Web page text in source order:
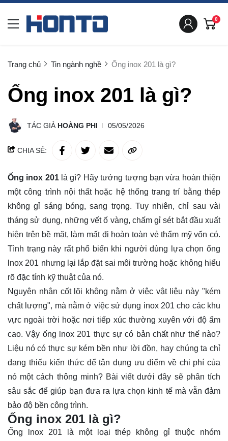
0
Trang chủ Tin ngành nghề Ống inox 201 là gì?
Ống inox 201 là gì?
TÁC GIẢ HOÀNG PHI 05/05/2026
CHIA SẺ:
Ống inox 201là gì? Hãy tưởng tượng bạn vừa hoàn thiện
một công trình nội thất hoặc hệ thống trang trí bằng thép
không gỉ sáng bóng, sang trọng. Tuy nhiên, chỉ sau vài
tháng sử dụng, những vết ố vàng, chấm gỉ sét bắt đầu xuất
hiện trên bề mặt, làm mất đi hoàn toàn vẻ thẩm mỹ vốn có.
Tình trạng này rất phổ biến khi người dùng lựa chọn ống
lnox 201 nhưng lại lắp đặt sai môi trường hoặc không hiểu
rõ đặc tính kỹ thuật của nó.
Nguyên nhân cốt lõi không nằm ở việc vật liệu này "kém
chất lượng", mà nằm ở việc sử dụng inox 201 cho các khu
vực ngoài trời hoặc nơi tiếp xúc thường xuyên với độ ẩm
cao. Vậy ống lnox 201 thực sự có bản chất như thế nào?
Liệu nó có thực sự kém bền như lời đồn, hay chúng ta chỉ
đang thiếu kiến thức để tận dụng ưu điểm về chi phí của
nó một cách thông minh? Bài viết dưới đây sẽ phân tích
sâu sắc để giúp bạn đưa ra lựa chọn kinh tế mà vẫn đảm
bảo độ bền công trình.
Ống inox 201 là gì?
Ống lnox201 là một loại thép không gỉ thuộc nhóm